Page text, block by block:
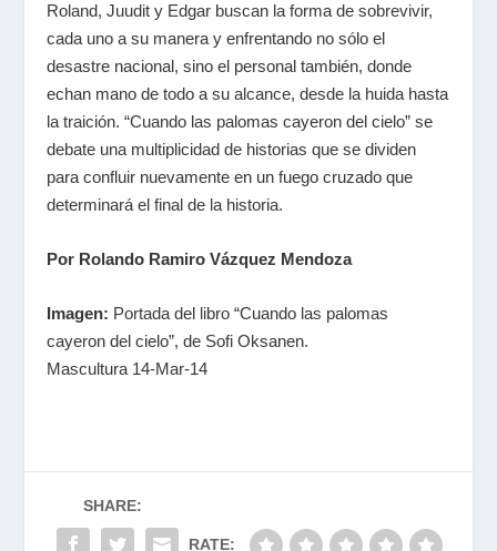
Roland, Juudit y Edgar buscan la forma de sobrevivir,
cada uno a su manera y enfrentando no sólo el
desastre nacional, sino el personal también, donde
echan mano de todo a su alcance, desde la huida hasta
la traición. “Cuando las palomas cayeron del cielo” se
debate una multiplicidad de historias que se dividen
para confluir nuevamente en un fuego cruzado que
determinará el final de la historia.
Por Rolando Ramiro Vázquez Mendoza
Imagen: Portada del libro “Cuando las palomas
cayeron del cielo”, de Sofi Oksanen.
Mascultura 14-Mar-14
SHARE:
RATE: